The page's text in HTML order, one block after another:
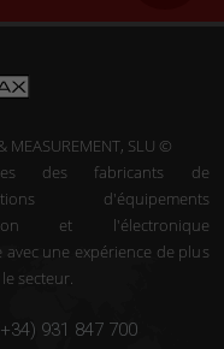
MEASUREMENT, SLU ©
des fabricants de
d'équipements
et l'électronique
une expérience de plus
secteur.
931 847 700